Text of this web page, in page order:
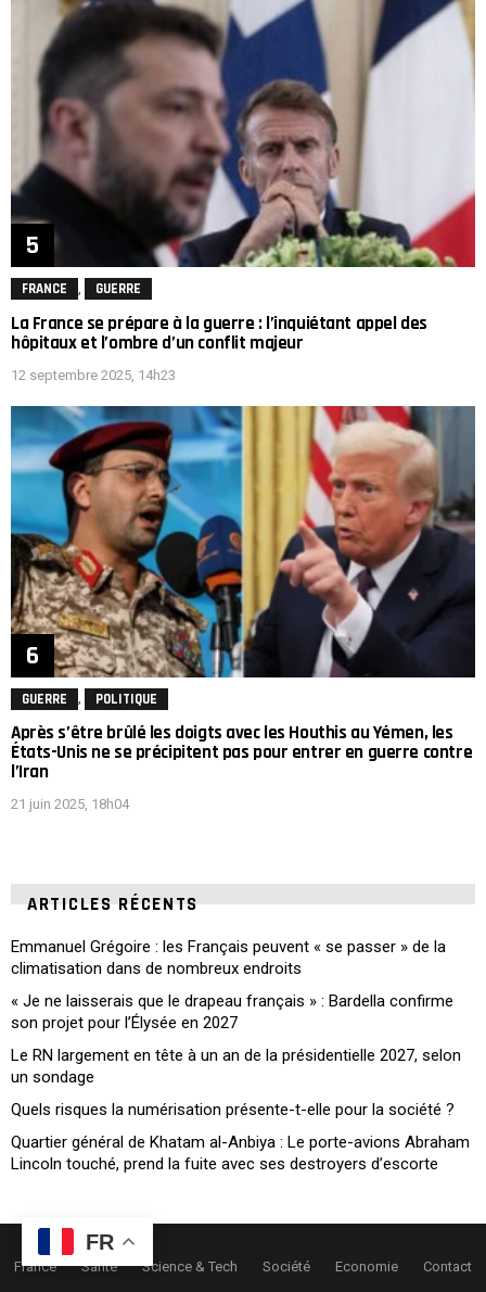
FRANCE GUERRE
La France se prépare à la guerre : l’inquiétant appel des
hôpitaux et l’ombre d’un conflit majeur
12 septembre 2025, 14h23
GUERRE , POLITIQUE
Après s’être brûlé les doigts avec les Houthis au Yémen, les
États-Unis ne se précipitent pas pour entrer en guerre contre
l’Iran
21 juin 2025, 18h04
ARTICLES RÉCENTS
Emmanuel Grégoire : les Français peuvent « se passer » de la
climatisation dans de nombreux endroits
« Je ne laisserais que le drapeau français » : Bardella confirme
son projet pour l’Élysée en 2027
Le RN largement en tête à un an de la présidentielle 2027, selon
un sondage
Quels risques la numérisation présente-t-elle pour la société ?
Quartier général de Khatam al-Anbiya : Le porte-avions Abraham
Lincoln touché, prend la fuite avec ses destroyers d’escorte
France Santé Science & Tech Société Economie Contact
FR